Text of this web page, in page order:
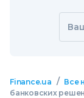
Finance.ua / Все
банковских